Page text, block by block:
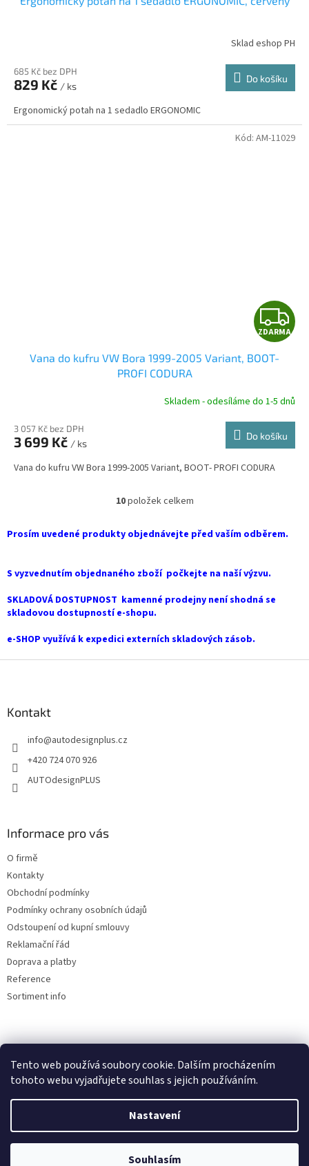
Tento web používá soubory cookie. Dalším procházením
tohoto webu vyjadřujete souhlas s jejich používáním.
Nastavení
Souhlasím
Sklad eshop PH
685 Kč bez DPH
829 Kč / ks
Do košíku
Ergonomický potah na 1 sedadlo ERGONOMIC
Z
D
R
ZDARMA
Vana do kufru VW Bora 1999-2005 Variant, BOOT-
PROFI CODURA
Skladem - odesíláme do 1-5 dnů
3 057 Kč bez DPH
3 699 Kč / ks
Do košíku
Vana do kufru VW Bora 1999-2005 Variant, BOOT- PROFI CODURA
Kód: AM-11029
O
l
a
í
p
v
y
10položek celkem
Prosím uvedené produkty objednávejte před vaším odběrem.
S vyzvednutím objednaného zboží počkejte na naší výzvu.
SKLADOVÁ DOSTUPNOST kamenné prodejny není shodná se
skladovou dostupností e-shopu.
e-SHOP využívá k expedici externích skladových zásob.
Kontakt
info@autodesignplus.cz
+420 724 070 926
AUTOdesignPLUS
Informace pro vás
O firmě
Kontakty
Obchodní podmínky
Podmínky ochrany osobních údajů
Odstoupení od kupní smlouvy
Reklamační řád
Doprava a platby
Reference
Sortiment info
Reklamační řád
Vytvořil Shoptet
AUTOdesignPLUS. Všechna práva vyhrazena.